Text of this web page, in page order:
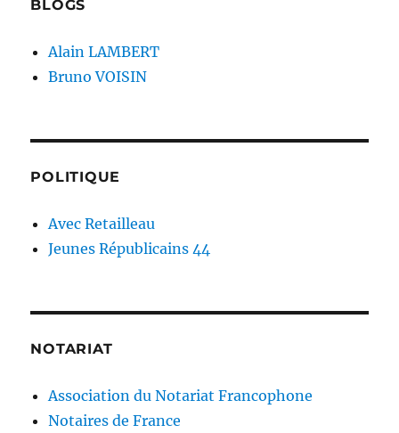
BLOGS
Alain LAMBERT
Bruno VOISIN
POLITIQUE
Avec Retailleau
Jeunes Républicains 44
NOTARIAT
Association du Notariat Francophone
Notaires de France